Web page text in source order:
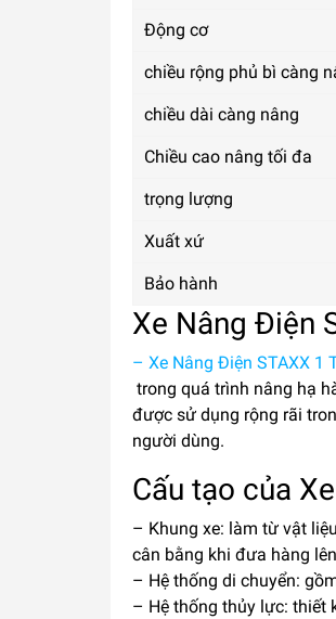
Động cơ
chiều rộng phủ bì càng
chiều dài càng nâng
Chiều cao nâng tối đa
trọng lượng
Xuất xứ
Bảo hành
Xe Nâng Điện
– Xe Nâng Điện STAXX 1
trong quá trình nâng hạ
được sử dụng rộng rãi
người dùng.
Cấu tạo của
– Khung xe: làm từ vật
cân bằng khi đưa hàng
– Hệ thống di chuyển:
– Hệ thống thủy lực: thiết